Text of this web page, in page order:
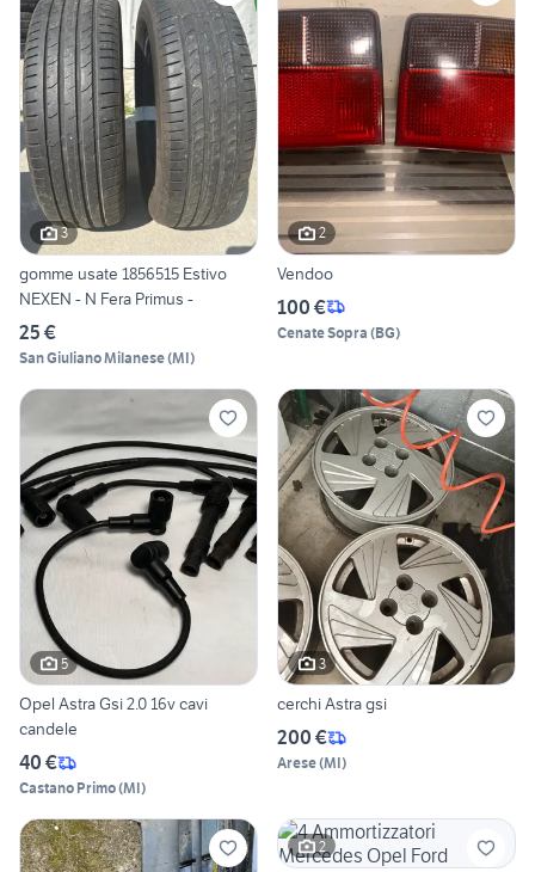
3
gomme usate 1856515 Estivo
NEXEN - N Fera Primus -
25 €
San Giuliano Milanese(MI)
2
Vendoo
100 €
Cenate Sopra (BG)
5
Opel Astra Gsi 2.0 16v cavi
candele
40 €
Castano Primo(MI)
3
cerchi Astra gsi
200 €
Arese(MI)
2